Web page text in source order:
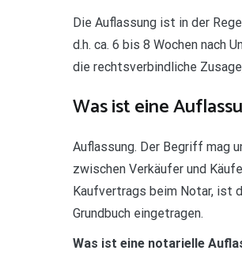
Die Auflassung ist in der
d.h. ca. 6 bis 8 Wochen nach
die rechtsverbindliche
Was ist eine
Auflassung. Der Begriff mag
zwischen Verkäufer und
Kaufvertrags beim Notar, ist
Grundbuch eingetragen.
Was ist eine notarielle